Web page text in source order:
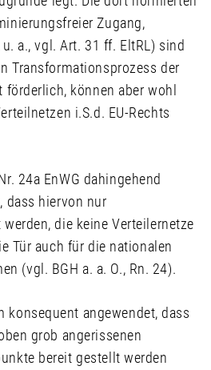
Zugang,
a., vgl. Art. 31 ff. EltRL) sind
Transformationsprozess der
können aber wohl
i.S.d. EU-Rechts
24a EnWG dahingehend
dass hiervon nur
die keine Verteilernetze
Tür auch für die nationalen
(vgl. BGH a. a. O., Rn. 24).
konsequent angewendet, dass
grob angerissenen
bereit gestellt werden